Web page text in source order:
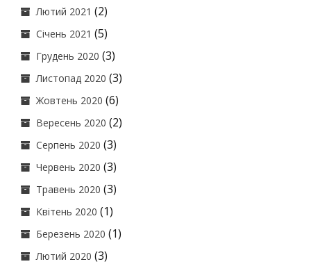
Лютий 2021 (2)
Січень 2021 (5)
Грудень 2020 (3)
Листопад 2020 (3)
Жовтень 2020 (6)
Вересень 2020 (2)
Серпень 2020 (3)
Червень 2020 (3)
Травень 2020 (3)
Квітень 2020 (1)
Березень 2020 (1)
Лютий 2020 (3)